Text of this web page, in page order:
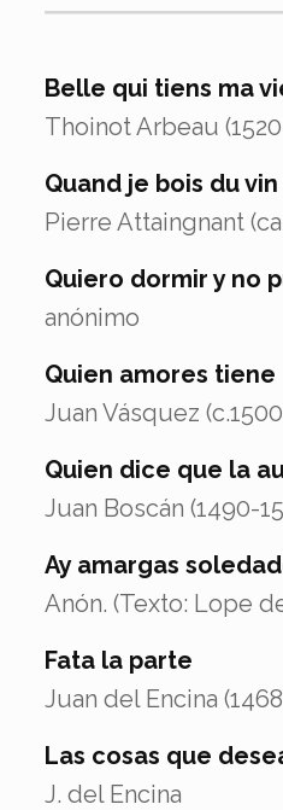
Belle qui tiens ma
Thoinot Arbeau
Quand je bois du
Pierre Attaingnant
Quiero dormir y no
anónimo
Quien amores tiene
Juan Vásquez
Quien dice que la
Juan Boscán (1490-
Ay amargas
Anón. (Texto: Lope
Fata la parte
Juan del Encina
Las cosas que
J. del Encina